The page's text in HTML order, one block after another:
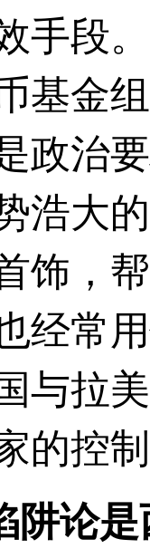
手段
基金
政治
浩大
饰，
经常
与拉
的控
阱论